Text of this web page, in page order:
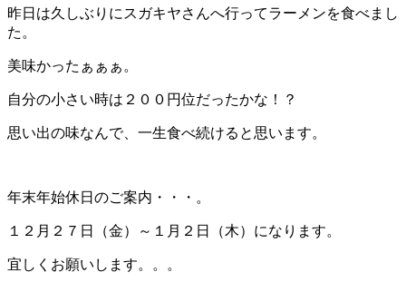
昨日は久しぶりにスガキヤさんへ行ってラーメンを食べまし
た。
美味かったぁぁぁ。
自分の小さい時は２００円位だったかな！？
思い出の味なんで、一生食べ続けると思います。
年末年始休日のご案内・・・。
１２月２７日（金）～１月２日（木）になります。
宜しくお願いします。。。